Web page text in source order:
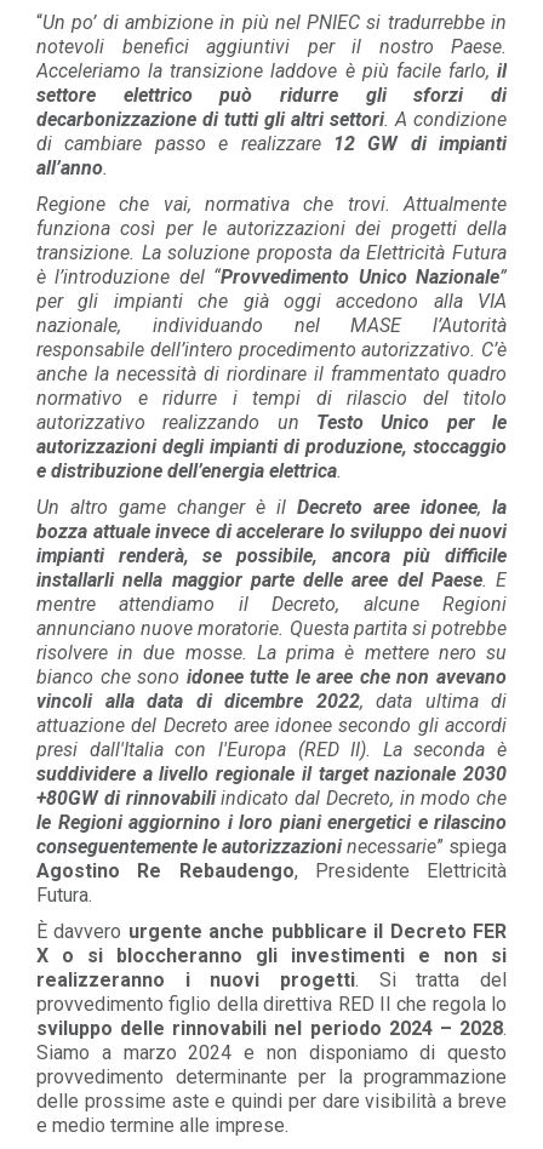
“Un po’ di ambizione in più nel PNIEC si tradurrebbe in
notevoli benefici aggiuntivi per il nostro Paese.
Acceleriamo la transizione laddove è più facile farlo, il
settore elettrico può ridurre gli sforzi di
decarbonizzazione di tutti gli altri settori.A condizione
di cambiare passo e realizzare
12 GW di impianti
all’anno.
Regione che vai, normativa che trovi. Attualmente
funziona così per le autorizzazioni dei progetti della
transizione. La soluzione proposta da Elettricità Futura
è l’introduzione del “Provvedimento Unico Nazionale”
per gli impianti che già oggi accedono alla VIA
nazionale, individuando nel MASE l’Autorità
responsabile dell’intero procedimento autorizzativo. C’è
anche la necessità di riordinare il frammentato quadro
normativo e ridurre i tempi di rilascio del titolo
autorizzativo realizzando un Testo Unico per le
autorizzazioni degli impianti di produzione, stoccaggio
e distribuzione dell’energia elettrica.
Un altro game changer è il Decreto aree idonee, la
bozza attuale invece di accelerare lo sviluppo dei nuovi
impianti renderà, se possibile, ancora più difficile
installarli nella maggior parte delle aree del Paese. E
mentre attendiamo il Decreto, alcune Regioni
annunciano nuove moratorie. Questa partita si potrebbe
risolvere in due mosse. La prima è mettere nero su
bianco che sono idonee tutte le aree che non avevano
vincoli alla data di dicembre 2022, data ultima di
attuazione del Decreto aree idonee secondo gli accordi
presi dall'Italia con l'Europa (RED II). La seconda è
suddividere a livello regionale il target nazionale 2030
+80GW di rinnovabiliindicato dal Decreto, in modo che
le Regioni aggiornino i loro piani energetici e rilascino
conseguentemente le autorizzazioninecessarie” spiega
Agostino Re Rebaudengo, Presidente Elettricità
Futura.
È davvero urgente anche pubblicare il Decreto FER
X o si bloccheranno gli investimenti e non si
realizzeranno i nuovi progetti. Si tratta del
provvedimento figlio della direttiva RED II che regola lo
sviluppo delle rinnovabili nel periodo 2024 – 2028.
Siamo a marzo 2024 e non disponiamo di questo
provvedimento determinante per la programmazione
delle prossime aste e quindi per dare visibilità a breve
e medio termine alle imprese.